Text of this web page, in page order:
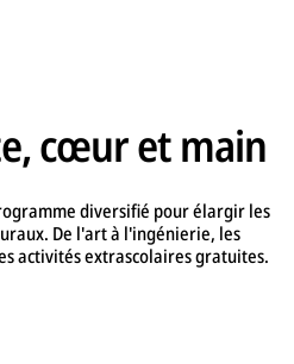
cœur et main
diversifié pour élargir les
De l'art à l'ingénierie, les
activités extrascolaires gratuites.